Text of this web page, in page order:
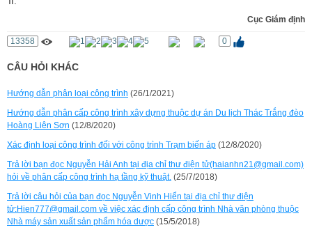
Cục Giám định
13358 0
CÂU HỎI KHÁC
Hướng dẫn phân loại công trình (26/1/2021)
Hướng dẫn phân cấp công trình xây dựng thuộc dự án Du lịch Thác Trắng đèo
Hoàng Liên Sơn (12/8/2020)
Xác định loại công trình đối với công trình Trạm biến áp (12/8/2020)
Trả lời bạn đọc Nguyễn Hải Anh tại địa chỉ thư điện tử(haianhn21@gmail.com)
hỏi về phân cấp công trình hạ tầng kỹ thuật. (25/7/2018)
Trả lời câu hỏi của bạn đọc Nguyễn Vinh Hiển tại địa chỉ thư điện
tử:Hien777@gmail.com về việc xác định cấp công trình Nhà văn phòng thuộc
Nhà máy sản xuất sản phẩm hóa dược (15/5/2018)